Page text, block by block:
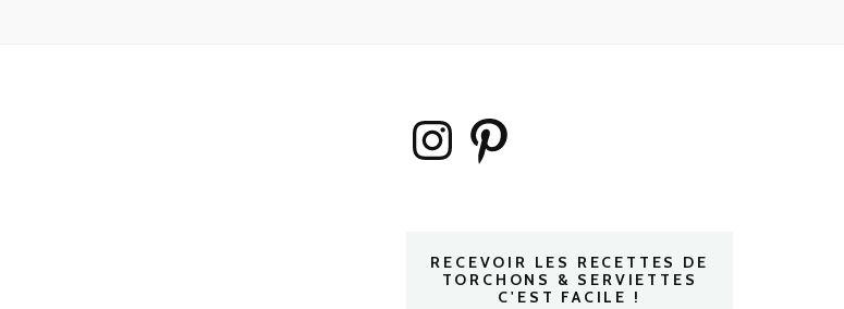
InstagramPinterest
RECEVOIR LES RECETTES DE
TORCHONS & SERVIETTES
C'EST FACILE !